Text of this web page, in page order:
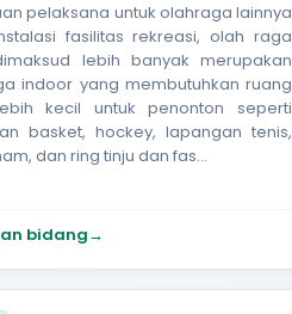
pelaksana untuk olahraga lainnya
fasilitas rekreasi, olah raga
lebih banyak merupakan
indoor yang membutuhkan ruang
kecil untuk penonton seperti
basket, hockey, lapangan tenis,
dan ring tinju dan fas...
bidang→